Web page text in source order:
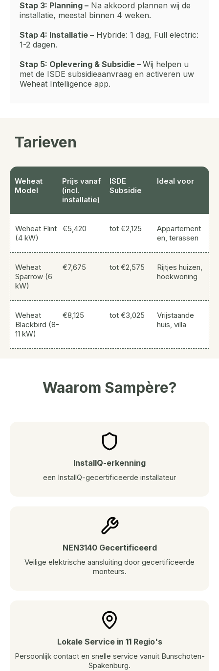
Stap 3: Planning – Na akkoord plannen wij de
installatie, meestal binnen 4 weken.
Stap 4: Installatie – Hybride: 1 dag, Full electric:
1-2 dagen.
Stap 5: Oplevering & Subsidie – Wij helpen u
met de ISDE subsidieaanvraag en activeren uw
Weheat Intelligence app.
Tarieven
Weheat
Model
Prijs vanaf
(incl.
installatie)
ISDE
Subsidie
Ideal voor
Weheat Flint
(4 kW)
€5,420 tot €2,125
Appartement
en, terassen
Weheat
Sparrow (6
kW)
€7,675 tot €2,575
Rijtjes huizen,
hoekwoning
Weheat
Blackbird (8-
11 kW)
€8,125 tot €3,025
Vrijstaande
huis, villa
Waarom Sampère?
InstallQ-erkenning
een InstallQ-gecertificeerde installateur
NEN3140 Gecertificeerd
Veilige elektrische aansluiting door gecertificeerde
monteurs.
Lokale Service in 11 Regio's
Persoonlijk contact en snelle service vanuit Bunschoten-
Spakenburg.